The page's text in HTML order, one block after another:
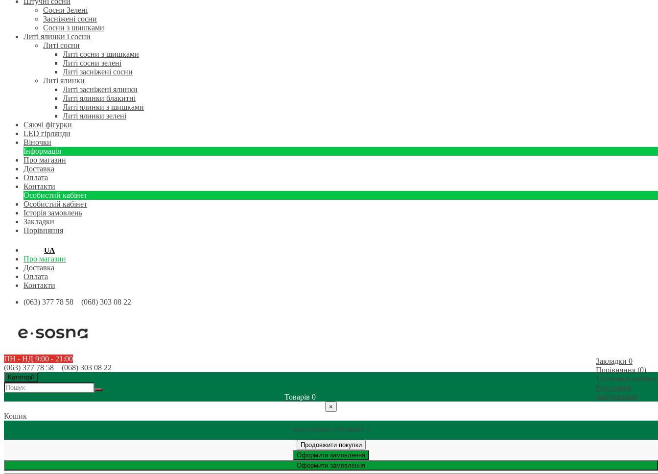
Сосни Зелені
Засніжені сосни
Сосни з шишками
Литі ялинки і сосни
Литі сосни
Литі сосни з шишками
Литі сосни зелені
Литі засніжені сосни
Литі ялинки
Литі засніжені ялинки
Литі ялинки блакитні
Литі ялинки з шишками
Литі ялинки зелені
Сяючі фігурки
LED гірлянди
Віночки
Інформація
Про магазин
Доставка
Оплата
Контакти
Особистий кабінет
Особистий кабінет
Історія замовлень
Закладки
Порівняння
UA
Про магазин
Доставка
Оплата
Контакти
(063) 377 78 58 (068) 303 08 22
Закладки 0
Порівняння (0)
Особовий кабінет
Реєстрація
Авторизація
ПН - НД 9:00 - 21:00
(063) 377 78 58 (068) 303 08 22
Категорії
Товарів 0
×
Кошик
ВАШ КОШИК ПОРОЖНІЙ :(
Продовжити покупки
Оформити замовлення
Оформити замовлення